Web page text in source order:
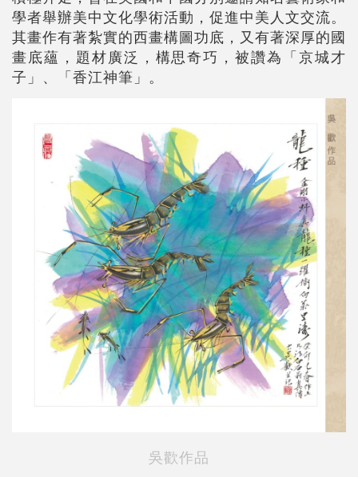
學者舉辦美中文化學術活動，促進中美人文交流。
其畫作有著紮實的西畫構圖功底，又有著深厚的國
畫底蘊，題材廣泛，構思奇巧，被讚為「京城才
子」、「香江神筆」。
吳歡作品